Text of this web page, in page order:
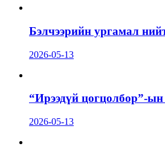
Бэлчээрийн ургамал
2026-05-13
“Ирээдүй цогцолбор”-
2026-05-13